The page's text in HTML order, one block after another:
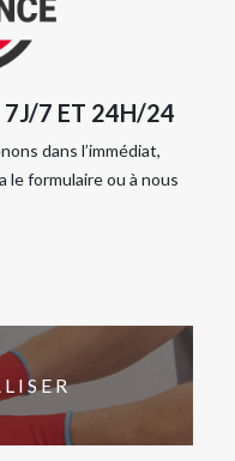
7J/7 ET 24H/24
dans l’immédiat,
le formulaire ou à nous